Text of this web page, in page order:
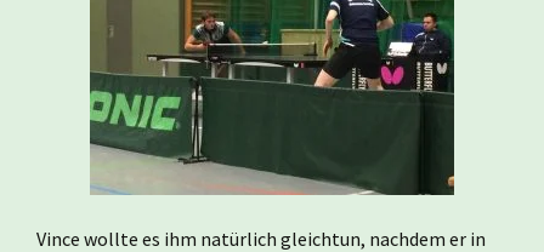
Vince wollte es ihm natürlich gleichtun, nachdem er in